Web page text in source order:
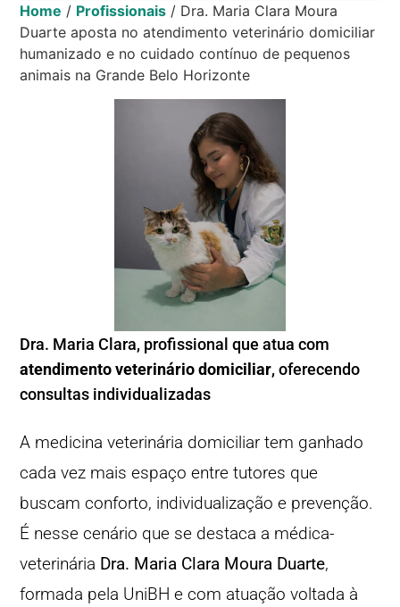
Home / Profissionais / Dra. Maria Clara Moura
Duarte aposta no atendimento veterinário domiciliar
humanizado e no cuidado contínuo de pequenos
animais na Grande Belo Horizonte
Dra. Maria Clara, profissional que atua com
atendimento veterinário domiciliar, oferecendo
consultas individualizadas
A medicina veterinária domiciliar tem ganhado
cada vez mais espaço entre tutores que
buscam conforto, individualização e prevenção.
É nesse cenário que se destaca a médica-
veterinária Dra. Maria Clara Moura Duarte,
formada pela UniBH e com atuação voltada à